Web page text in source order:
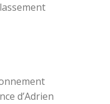
d’Adrien